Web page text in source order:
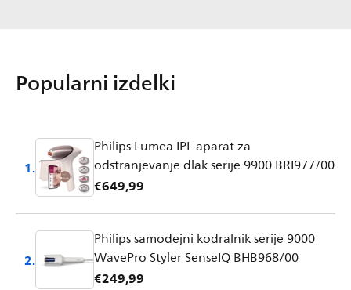
Popularni izdelki
1.
Philips Lumea IPL aparat za
odstranjevanje dlak serije 9900 BRI977/00
€649,99
2.
Philips samodejni kodralnik serije 9000
WavePro Styler SenseIQ BHB968/00
€249,99